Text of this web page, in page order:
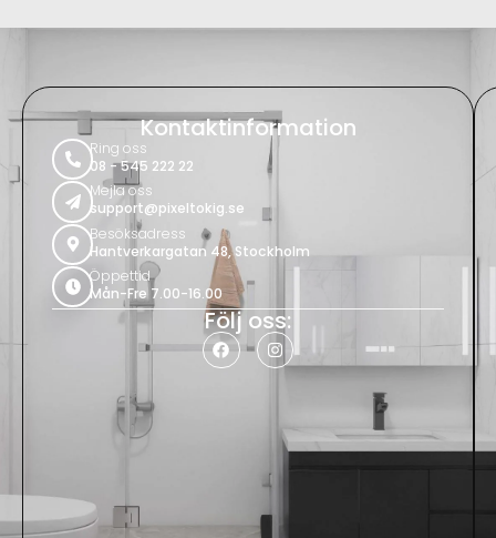
Kontaktinformation
Ring oss
08 - 545 222 22
Mejla oss
support@pixeltokig.se
Besöksadress
Hantverkargatan 48, Stockholm
Öppettid
Mån-Fre 7.00-16.00
Följ oss: